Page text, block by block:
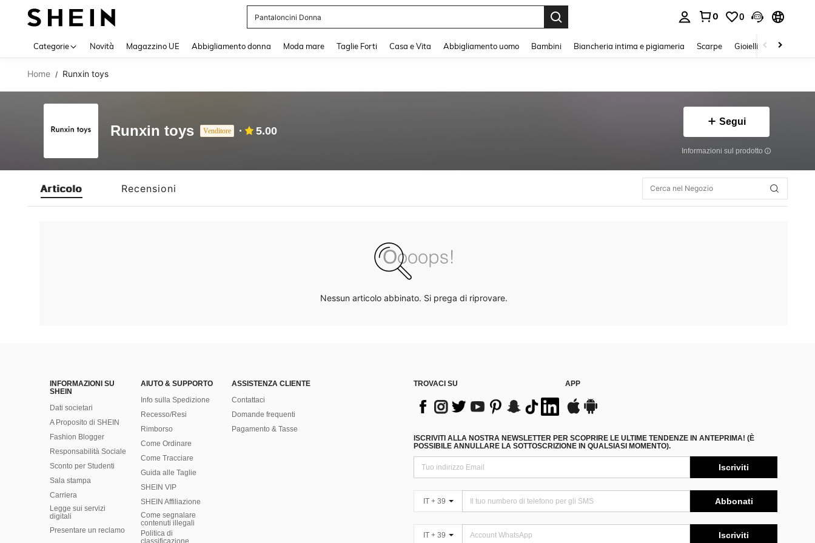
Pantaloncini Donna
0 0
Categorie Novità Magazzino UE Abbigliamento donna Moda mare Taglie Forti Casa e Vita Abbigliamento uomo Bambini Biancheria intima e pigiameria Scarpe Gioielli E Accessori
Home / Runxin toys
Runxin toys Venditore 5.00
Segui
Informazioni sul prodotto
Articolo Recensioni
Nessun articolo abbinato. Si prega di riprovare.
INFORMAZIONI SU
SHEIN
Dati societari
A Proposito di SHEIN
Fashion Blogger
Responsabilità Sociale
Sconto per Studenti
Sala stampa
Carriera
Legge sui servizi
digitali
Presentare un reclamo
AIUTO & SUPPORTO
Info sulla Spedizione
Recesso/Resi
Rimborso
Come Ordinare
Come Tracciare
Guida alle Taglie
SHEIN VIP
SHEIN Affiliazione
Come segnalare
contenuti illegali
Politica di
classificazione
ASSISTENZA CLIENTE
Contattaci
Domande frequenti
Pagamento & Tasse
TROVACI SU APP
ISCRIVITI ALLA NOSTRA NEWSLETTER PER SCOPRIRE LE ULTIME TENDENZE IN ANTEPRIMA! (È
POSSIBILE ANNULLARE LA SOTTOSCRIZIONE IN QUALSIASI MOMENTO).
Iscriviti
IT + 39 Abbonati
IT + 39 Iscriviti